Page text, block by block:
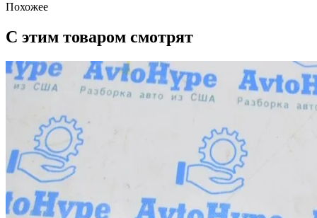
Похожее
С этим товаром смотрят